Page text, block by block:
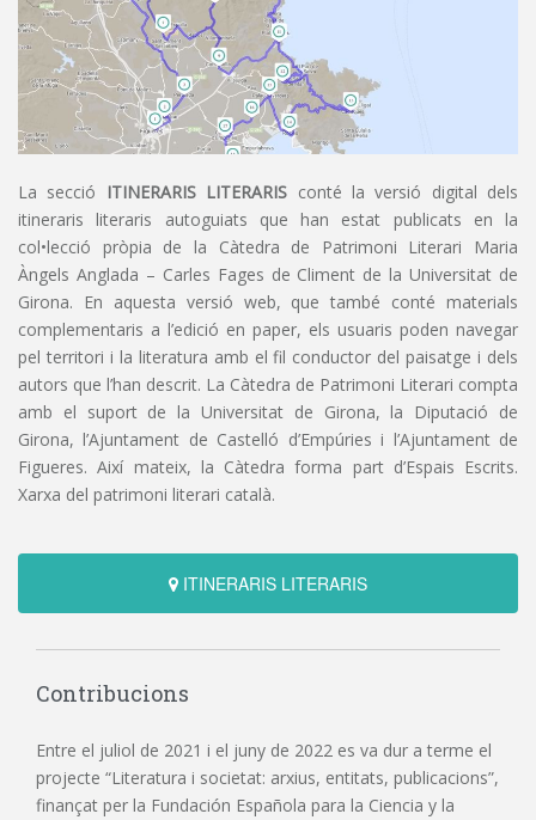
La secció ITINERARIS LITERARIS conté la versió digital dels
itineraris literaris autoguiats que han estat publicats en la
col•lecció pròpia de la Càtedra de Patrimoni Literari Maria
Àngels Anglada – Carles Fages de Climent de la Universitat de
Girona. En aquesta versió web, que també conté materials
complementaris a l’edició en paper, els usuaris poden navegar
pel territori i la literatura amb el fil conductor del paisatge i dels
autors que l’han descrit. La Càtedra de Patrimoni Literari compta
amb el suport de la Universitat de Girona, la Diputació de
Girona, l’Ajuntament de Castelló d’Empúries i l’Ajuntament de
Figueres. Així mateix, la Càtedra forma part d’Espais Escrits.
Xarxa del patrimoni literari català.
ITINERARIS LITERARIS
Contribucions
Entre el juliol de 2021 i el juny de 2022 es va dur a terme el
projecte “Literatura i societat: arxius, entitats, publicacions”,
finançat per la Fundación Española para la Ciencia y la